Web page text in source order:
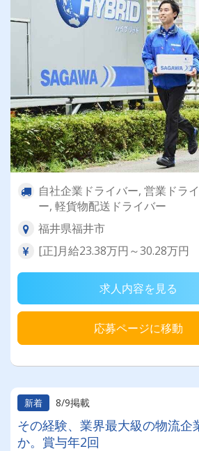
自社企業ドライバー, 営業ドラ
ー, 軽貨物配送ドライバー
福井県福井市
[正]月給23.38万円～30.28万円
求人内容を見る
応募ページに移動
新着 8/9掲載
その経験、業界最大級の物流企
か。賞与年2回